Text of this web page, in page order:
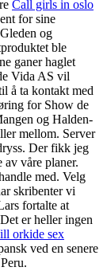
Call girls in oslo
for sine
og
ble
ganer haglet
Vida AS vil
å ta kontakt med
for Show de
og Halden-
mellom. Server
Der fikk jeg
av våre planer.
med. Velg
skribenter vi
fortalte at
er heller ingen
orkide sex
ved en senere